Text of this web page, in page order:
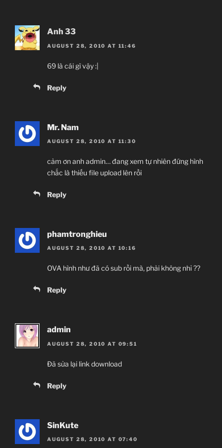
Anh 33
AUGUST 28, 2010 AT 11:46
69 là cái gì vậy :|
Reply
Mr. Nam
AUGUST 28, 2010 AT 11:30
cảm ơn anh admin… đang xem tự nhiên đứng hình
chắc là thiếu file upload lên rồi
Reply
phamtronghieu
AUGUST 28, 2010 AT 10:16
OVA hình như đã có sub rồi mà, phải không nhỉ ??
Reply
admin
AUGUST 28, 2010 AT 09:51
Đã sửa lại link download
Reply
SinKute
AUGUST 28, 2010 AT 07:40